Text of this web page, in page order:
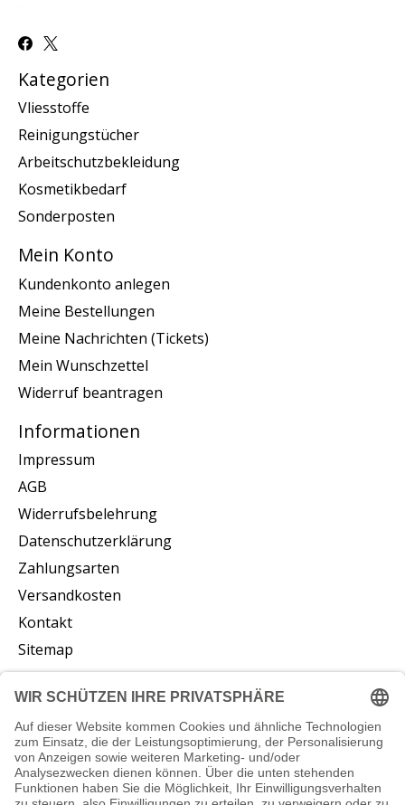
Kategorien
Vliesstoffe
Reinigungstücher
Arbeitschutzbekleidung
Kosmetikbedarf
Sonderposten
Mein Konto
Kundenkonto anlegen
Meine Bestellungen
Meine Nachrichten (Tickets)
Mein Wunschzettel
Widerruf beantragen
Informationen
Impressum
AGB
Widerrufsbelehrung
Datenschutzerklärung
Zahlungsarten
Versandkosten
Kontakt
Sitemap
Abonnieren Sie unseren Newsletter
Abonnieren